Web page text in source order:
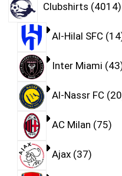
Clubshirts 4014
Al-Hilal SFC 14
Inter Miami 43
Al-Nassr FC 20
AC Milan 75
Ajax 37